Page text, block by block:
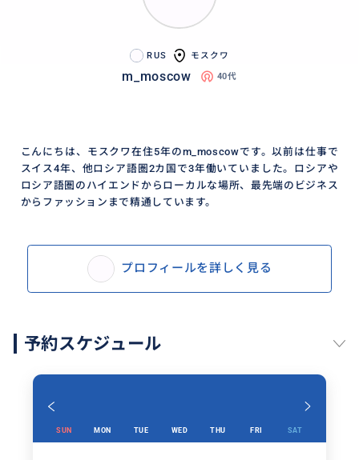
RUS モスクワ
m_moscow 40代
こんにちは、モスクワ在住5年のm_moscowです。以前は仕事で
スイス4年、他ロシア語圏2カ国で3年働いていました。ロシアや
ロシア語圏のハイエンドからローカルな場所、最先端のビジネス
からファッションまで精通しています。
プロフィールを詳しく見る
予約スケジュール
SUN MON TUE WED THU FRI SAT